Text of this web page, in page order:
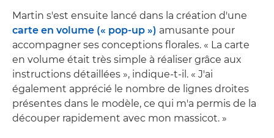
Martin s'est ensuite lancé dans la création d'une
carte en volume (« pop-up ») amusante pour
accompagner ses conceptions florales. « La carte
en volume était très simple à réaliser grâce aux
instructions détaillées », indique-t-il. « J'ai
également apprécié le nombre de lignes droites
présentes dans le modèle, ce qui m'a permis de la
découper rapidement avec mon massicot. »